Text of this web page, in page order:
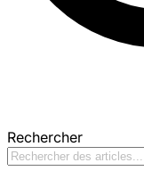
Rechercher